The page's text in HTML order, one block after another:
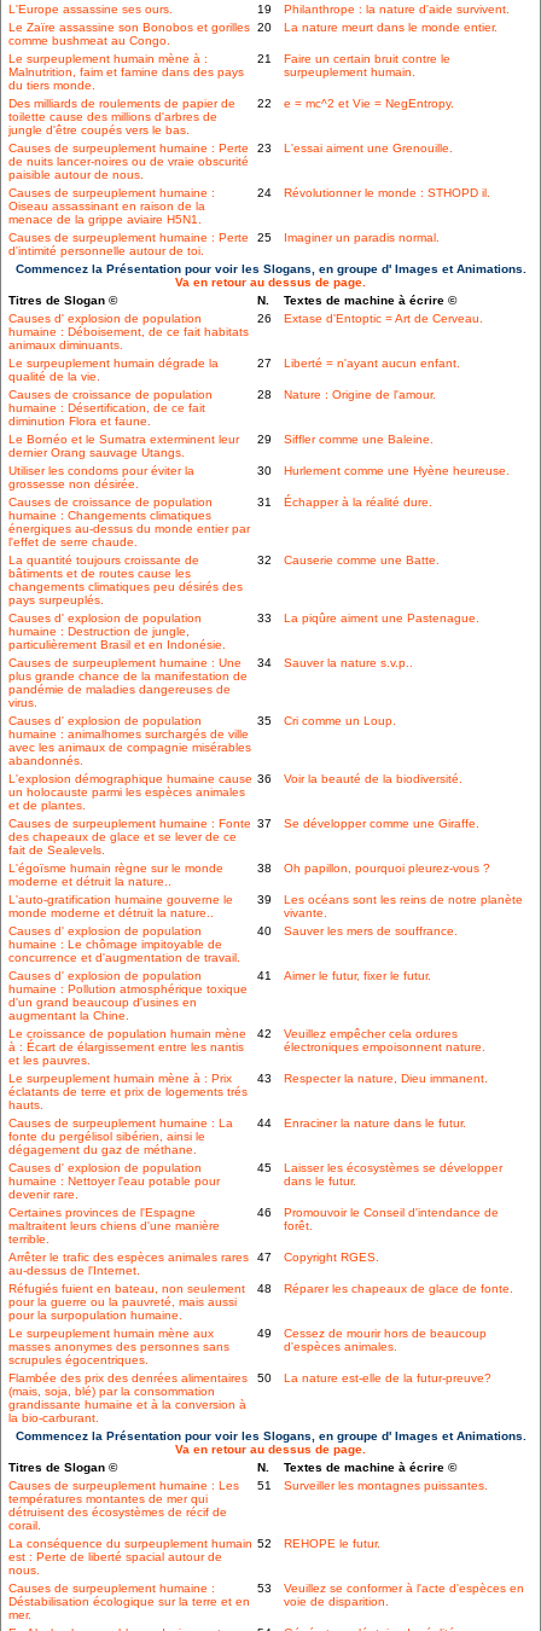
L'Europe assassine ses ours. 19
Philanthrope : la nature d'aide survivent.
Le Zaïre assassine son Bonobos et gorilles
comme bushmeat au Congo.
20 La nature meurt dans le monde entier.
Le surpeuplement humain mène à :
Malnutrition, faim et famine dans des pays
du tiers monde.
21
Faire un certain bruit contre le
surpeuplement humain.
Des milliards de roulements de papier de
toilette cause des millions d'arbres de
jungle d'être coupés vers le bas.
22 e = mc^2 et Vie = NegEntropy.
Causes de surpeuplement humaine : Perte
de nuits lancer-noires ou de vraie obscurité
paisible autour de nous.
23 L'essai aiment une Grenouille.
Causes de surpeuplement humaine :
Oiseau assassinant en raison de la
menace de la grippe aviaire H5N1.
24 Révolutionner le monde : STHOPD il.
Causes de surpeuplement humaine : Perte
d'intimité personnelle autour de toi.
25 Imaginer un paradis normal.
Commencez la Présentation pour voir les Slogans, en groupe d' Images et Animations.
Va en retour au dessus de page.
Titres de Slogan ©
N.
Textes de machine à écrire ©
Causes d' explosion de population
humaine : Déboisement, de ce fait habitats
animaux diminuants.
26 Extase d'Entoptic = Art de Cerveau.
Le surpeuplement humain dégrade la
qualité de la vie.
27 Liberté = n'ayant aucun enfant.
Causes de croissance de population
humaine : Désertification, de ce fait
diminution Flora et faune.
28 Nature : Origine de l'amour.
Le Bornéo et le Sumatra exterminent leur
dernier Orang sauvage Utangs.
29 Siffler comme une Baleine.
Utiliser les condoms pour éviter la
grossesse non désirée.
30 Hurlement comme une Hyène heureuse.
Causes de croissance de population
humaine : Changements climatiques
énergiques au-dessus du monde entier par
l'effet de serre chaude.
31 Échapper à la réalité dure.
La quantité toujours croissante de
bâtiments et de routes cause les
changements climatiques peu désirés des
pays surpeuplés.
32 Causerie comme une Batte.
Causes d' explosion de population
humaine : Destruction de jungle,
particulièrement Brasil et en Indonésie.
33 La piqûre aiment une Pastenague.
Causes de surpeuplement humaine : Une
plus grande chance de la manifestation de
pandémie de maladies dangereuses de
virus.
34 Sauver la nature s.v.p..
Causes d' explosion de population
humaine : animalhomes surchargés de ville
avec les animaux de compagnie misérables
abandonnés.
35 Cri comme un Loup.
L'explosion démographique humaine cause
un holocauste parmi les espèces animales
et de plantes.
36 Voir la beauté de la biodiversité.
Causes de surpeuplement humaine : Fonte
des chapeaux de glace et se lever de ce
fait de Sealevels.
37 Se développer comme une Giraffe.
L'égoïsme humain règne sur le monde
moderne et détruit la nature..
38 Oh papillon, pourquoi pleurez-vous ?
L'auto-gratification humaine gouverne le
monde moderne et détruit la nature..
39
Les océans sont les reins de notre planète
vivante.
Causes d' explosion de population
humaine : Le chômage impitoyable de
concurrence et d'augmentation de travail.
40 Sauver les mers de souffrance.
Causes d' explosion de population
humaine : Pollution atmosphérique toxique
d'un grand beaucoup d'usines en
augmentant la Chine.
41 Aimer le futur, fixer le futur.
Le croissance de population humain mène
à : Écart de élargissement entre les nantis
et les pauvres.
42
Veuillez empêcher cela ordures
électroniques empoisonnent nature.
Le surpeuplement humain mène à : Prix
éclatants de terre et prix de logements trés
hauts.
43 Respecter la nature, Dieu immanent.
Causes de surpeuplement humaine : La
fonte du pergélisol sibérien, ainsi le
dégagement du gaz de méthane.
44 Enraciner la nature dans le futur.
Causes d' explosion de population
humaine : Nettoyer l'eau potable pour
devenir rare.
45
Laisser les écosystèmes se développer
dans le futur.
Certaines provinces de l'Espagne
maltraitent leurs chiens d'une manière
terrible.
46
Promouvoir le Conseil d'intendance de
forêt.
Arrêter le trafic des espèces animales rares
au-dessus de l'Internet.
47 Copyright RGES.
Réfugiés fuient en bateau, non seulement
pour la guerre ou la pauvreté, mais aussi
pour la surpopulation humaine.
48 Réparer les chapeaux de glace de fonte.
Le surpeuplement humain mène aux
masses anonymes des personnes sans
scrupules égocentriques.
49
Cessez de mourir hors de beaucoup
d'espèces animales.
Flambée des prix des denrées alimentaires
(mais, soja, blé) par la consommation
grandissante humaine et à la conversion à
la bio-carburant.
50 La nature est-elle de la futur-preuve?
Commencez la Présentation pour voir les Slogans, en groupe d' Images et Animations.
Va en retour au dessus de page.
Titres de Slogan ©
N.
Textes de machine à écrire ©
Causes de surpeuplement humaine : Les
températures montantes de mer qui
détruisent des écosystèmes de récif de
corail.
51 Surveiller les montagnes puissantes.
La conséquence du surpeuplement humain
est : Perte de liberté spacial autour de
nous.
52 REHOPE le futur.
Causes de surpeuplement humaine :
Déstabilisation écologique sur la terre et en
mer.
53
Veuillez se conformer à l'acte d'espèces en
voie de disparition.